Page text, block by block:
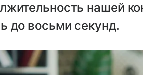
нашей
до восьми секунд.